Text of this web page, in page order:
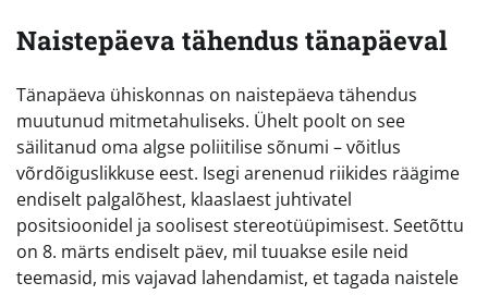
Naistepäeva tähendus tänapäeval
Tänapäeva ühiskonnas on naistepäeva tähendus
muutunud mitmetahuliseks. Ühelt poolt on see
säilitanud oma algse poliitilise sõnumi – võitlus
võrdõiguslikkuse eest. Isegi arenenud riikides räägime
endiselt palgalõhest, klaaslaest juhtivatel
positsioonidel ja soolisest stereotüüpimisest. Seetõttu
on 8. märts endiselt päev, mil tuuakse esile neid
teemasid, mis vajavad lahendamist, et tagada naistele